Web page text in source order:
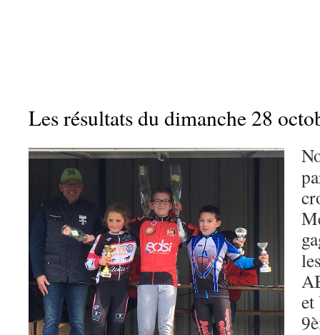
Les résultats du dimanche 28